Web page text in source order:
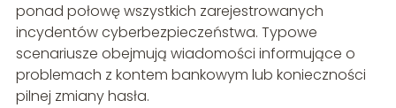
ponad połowę wszystkich zarejestrowanych
incydentów cyberbezpieczeństwa. Typowe
scenariusze obejmują wiadomości informujące o
problemach z kontem bankowym lub konieczności
pilnej zmiany hasła.